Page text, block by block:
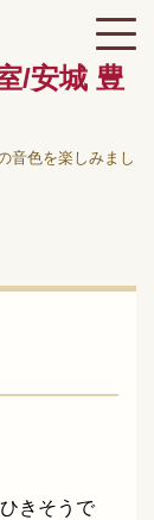
/安城 豊
音色を楽しみまし
きそうで